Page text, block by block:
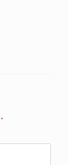
*